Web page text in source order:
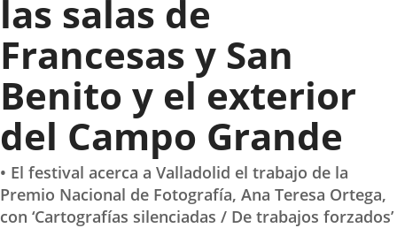
las salas de
Francesas y San
Benito y el exterior
del Campo Grande
• El festival acerca a Valladolid el trabajo de la
Premio Nacional de Fotografía, Ana Teresa Ortega,
con ‘Cartografías silenciadas / De trabajos forzados’